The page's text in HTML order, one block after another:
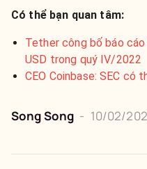
Có thể bạn quan tâm:
Tether công bố báo
USD trong quý IV/2022
CEO Coinbase: SEC có
Song Song - 10/02/